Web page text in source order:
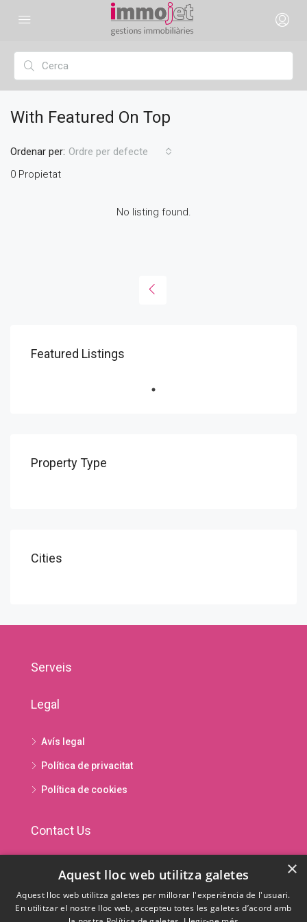
With Featured On Top
0 Propietat
Ordenar per: Ordre per defecte
No listing found.
Featured Listings
Property Type
Cities
Serveis
Legal
Avís legal
Política de privacitat
Política de cookies
Contact Us
Avda. Príncep Benlloch 89 · AD500 Andorra la Vella ·
Principat d'Andorra
(+376) 826 201
×
Aquest lloc web utilitza galetes
Aquest lloc web utilitza galetes per millorar l'experiència de l'usuari.
En utilitzar el nostre lloc web, accepteu totes les galetes d’acord amb